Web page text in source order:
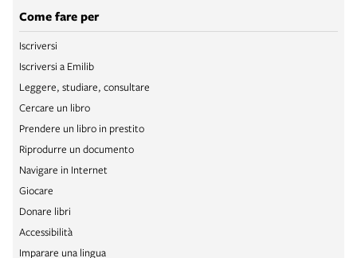
Come fare per
Iscriversi
Iscriversi a Emilib
Leggere, studiare, consultare
Cercare un libro
Prendere un libro in prestito
Riprodurre un documento
Navigare in Internet
Giocare
Donare libri
Accessibilità
Imparare una lingua